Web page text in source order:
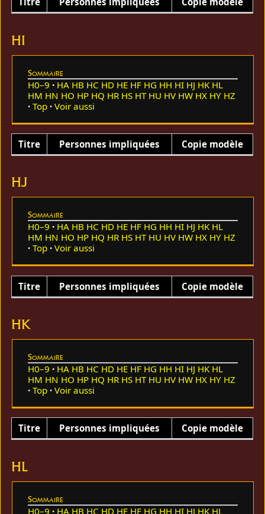
HI
Sommaire
H0–9 HA HB HC HD HE HF HG HH HI HJ HK HL
HM HN HO HP HQ HR HS HT HU HV HW HX HY HZ
Top
Voir aussi
Titre Personnes impliquées Copie modèle
HJ
Sommaire
H0–9 HA HB HC HD HE HF HG HH HI HJ HK HL
HM HN HO HP HQ HR HS HT HU HV HW HX HY HZ
Top
Voir aussi
Titre Personnes impliquées Copie modèle
HK
Sommaire
H0–9 HA HB HC HD HE HF HG HH HI HJ HK HL
HM HN HO HP HQ HR HS HT HU HV HW HX HY HZ
Top
Voir aussi
Titre Personnes impliquées Copie modèle
HL
Sommaire
H0–9 HA HB HC HD HE HF HG HH HI HJ HK HL